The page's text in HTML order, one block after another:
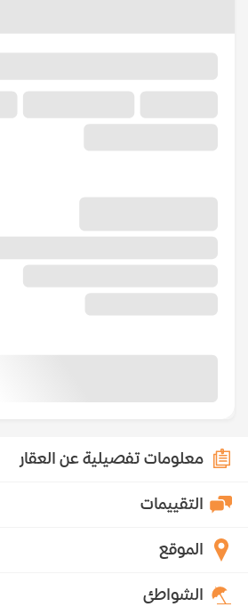
معلومات تفصيلية عن العقار
التقييمات
الموقع
الشواطئ